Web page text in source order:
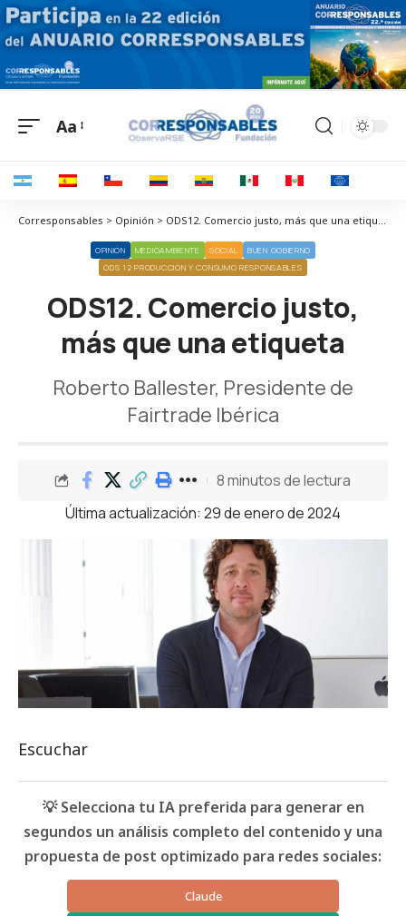
Aa
Corresponsables > Opinión > ODS12. Comercio justo, más que una etiqueta
OPINIÓN MEDIOAMBIENTE SOCIAL
BUEN GOBIERNO
ODS 12 PRODUCCIÓN Y CONSUMO RESPONSABLES
ODS12. Comercio justo,
más que una etiqueta
Roberto Ballester, Presidente de
Fairtrade Ibérica
Última actualización: 29 de enero de 2024
8 minutos de lectura
Escuchar
💡 Selecciona tu IA preferida para generar en
segundos un análisis completo del contenido y una
propuesta de post optimizado para redes sociales:
Claude